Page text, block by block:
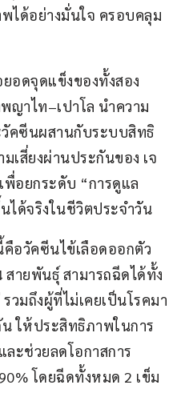
ได้อย่างมั่นใจ ครอบคลุม
อดจุดแข็งของทั้งสอง
ญาไท–เปาโล นำความ
คซีนผสานกับระบบสิทธิ
เสี่ยงผ่านประกันของ เจ
พื่อยกระดับ “การดูแล
ได้จริงในชีวิตประจำวัน
อวัคซีนไข้เลือดออกตัว
สายพันธุ์ สามารถฉีดได้ทั้ง
วมถึงผู้ที่ไม่เคยเป็นโรคมา
ให้ประสิทธิภาพในการ
ละช่วยลดโอกาสการ
โดยฉีดทั้งหมด 2 เข็ม